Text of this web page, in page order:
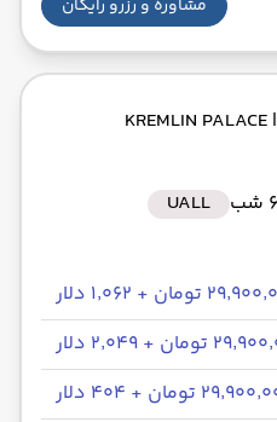
مشاوره و رزرو رایگان
| KREMLIN PALACE
6 شب UALL
تومان + ۱٬۰۶۲ دلار
تومان + ۲٬۰۴۹ دلار
تومان + ۴۰۴ دلار